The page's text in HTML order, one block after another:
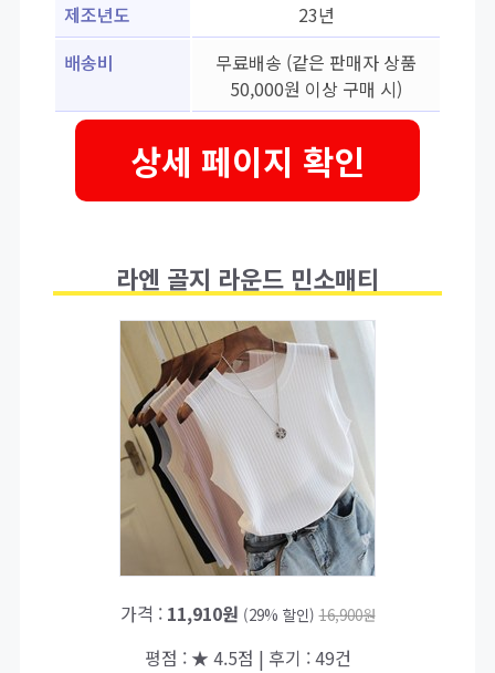
제조년도
23년
배송비
무료배송 (같은 판매자 상품
50,000원 이상 구매 시)
상세 페이지 확인
라엔 골지 라운드 민소매티
가격 : 11,910원 (29% 할인) 16,900원
평점 : ★ 4.5점 | 후기 : 49건